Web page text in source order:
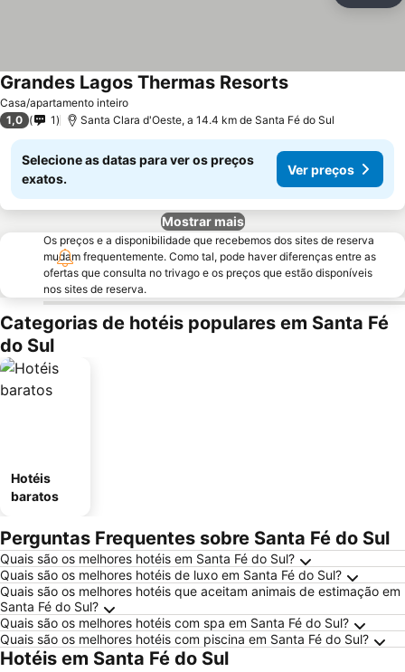
Casa/apartamento inteiro
Grandes Lagos Thermas Resorts
1,0 1 Santa Clara d'Oeste, a 14.4 km de Santa Fé do Sul
Selecione as datas para ver os preços
exatos.
Ver preços
Mostrar mais
Os preços e a disponibilidade que recebemos dos sites de reserva
mudam frequentemente. Como tal, pode haver diferenças entre as
ofertas que consulta no trivago e os preços que estão disponíveis
nos sites de reserva.
Categorias de hotéis populares em Santa Fé
do Sul
Hotéis
baratos
Perguntas Frequentes sobre Santa Fé do Sul
Quais são os melhores hotéis em Santa Fé do Sul?
Quais são os melhores hotéis de luxo em Santa Fé do Sul?
Quais são os melhores hotéis que aceitam animais de estimação em
Santa Fé do Sul?
Quais são os melhores hotéis com spa em Santa Fé do Sul?
Quais são os melhores hotéis com piscina em Santa Fé do Sul?
Hotéis em Santa Fé do Sul